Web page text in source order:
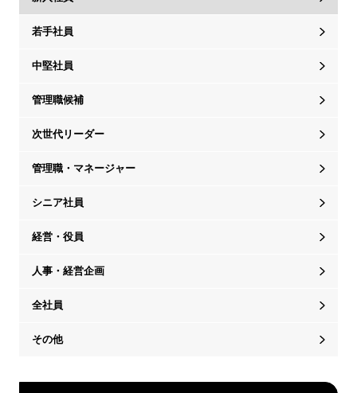
若手社員
中堅社員
管理職候補
次世代リーダー
管理職・マネージャー
シニア社員
経営・役員
人事・経営企画
全社員
その他